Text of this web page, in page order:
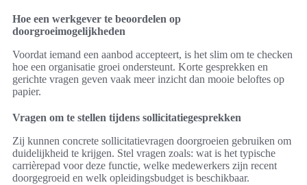
Hoe een werkgever te beoordelen op
doorgroeimogelijkheden
Voordat iemand een aanbod accepteert, is het slim om te checken
hoe een organisatie groei ondersteunt. Korte gesprekken en
gerichte vragen geven vaak meer inzicht dan mooie beloftes op
papier.
Vragen om te stellen tijdens sollicitatiegesprekken
Zij kunnen concrete sollicitatievragen doorgroeien gebruiken om
duidelijkheid te krijgen. Stel vragen zoals: wat is het typische
carrièrepad voor deze functie, welke medewerkers zijn recent
doorgegroeid en welk opleidingsbudget is beschikbaar.